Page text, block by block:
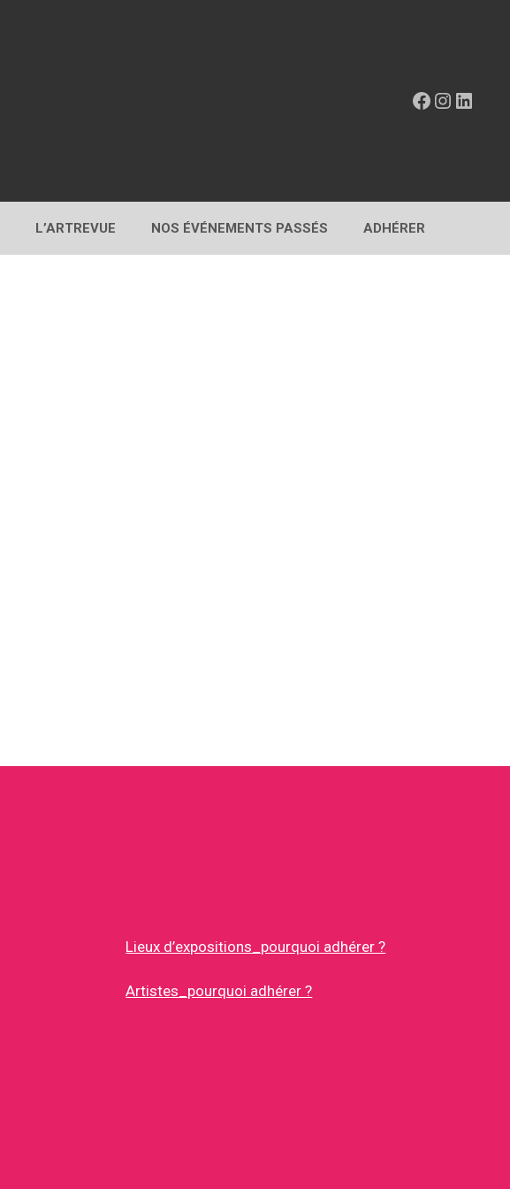
Facebook
L’ARTREVUE NOS ÉVÉNEMENTS PASSÉS ADHÉRER
Lieux d’expositions_pourquoi adhérer ?
Artistes_pourquoi adhérer ?